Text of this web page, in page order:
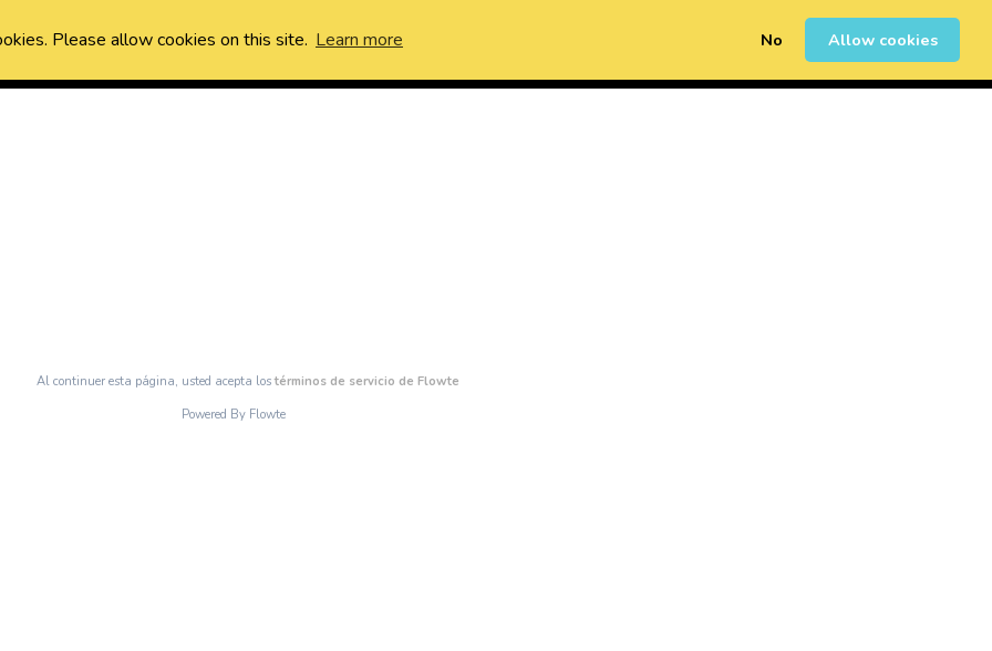
Please allow cookies on this site. Learn more No Allow cookies
Registrarse 0
Al continuer esta página, usted acepta lostérminos de servicio de Flowte
Powered By Flowte